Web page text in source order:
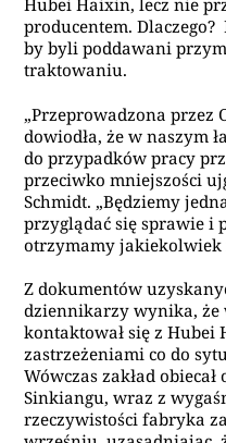
producentem.
by byli poddawani
traktowaniu.
„Przeprowadzona przez
dowiodła, że w naszym
do przypadków pracy
przeciwko mniejszości
Schmidt. „Będziemy
przyglądać się sprawie i
otrzymamy jakiekolwiek
Z dokumentów
dziennikarzy wynika, że
kontaktował się z
zastrzeżeniami co do
Wówczas zakład
Sinkiangu, wraz z
rzeczywistości fabryka